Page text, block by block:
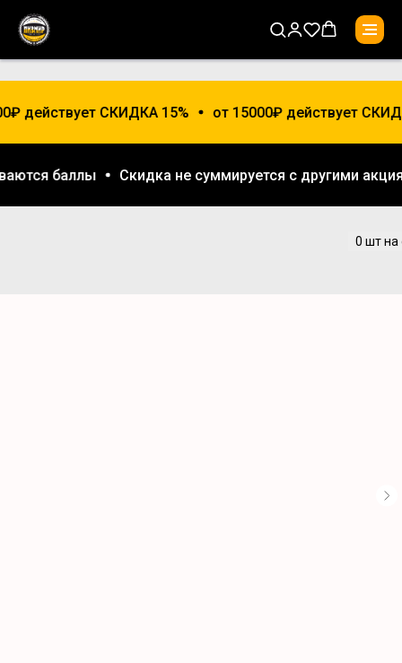
действует СКИДКА 15% от 15000₽ действует
баллы Скидка не суммируется с другими